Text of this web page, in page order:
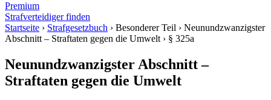
Premium
Strafverteidiger finden
Startseite › Strafgesetzbuch › Besonderer Teil › Neunundzwanzigster
Abschnitt – Straftaten gegen die Umwelt › § 325a
Neunundzwanzigster Abschnitt –
Straftaten gegen die Umwelt